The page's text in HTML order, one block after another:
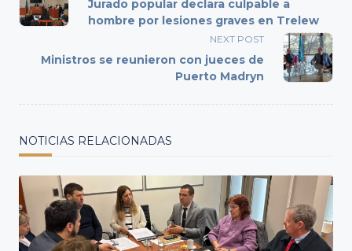
subtitle
reader-
Jurado popular declara culpable a
hombre por lesiones graves en Trelew
NEXT POST
Ministros se reunieron con jueces de
Puerto Madryn
NOTICIAS RELACIONADAS